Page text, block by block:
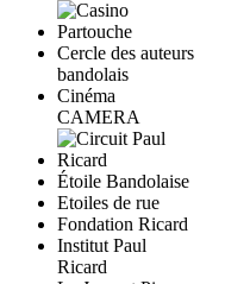
Cercle des auteurs
bandolais
Cinéma
CAMERA
Étoile Bandolaise
Etoiles de rue
Fondation Ricard
Institut Paul
Ricard